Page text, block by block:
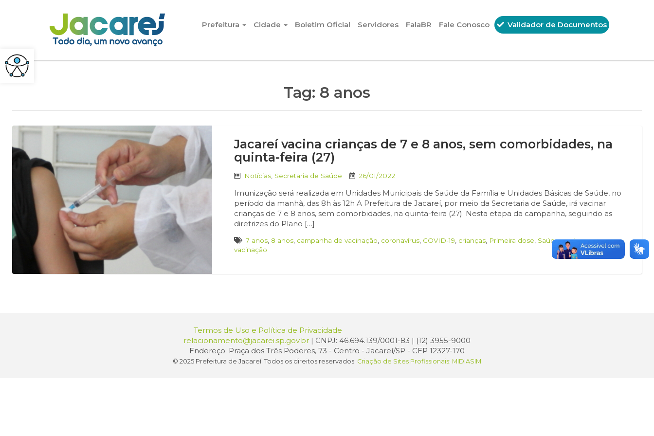
Pular para o conteúdo
Prefeitura
Cidade Boletim Oficial Servidores FalaBR Fale Conosco Validador de Documentos
Tag: 8 anos
Jacareí vacina crianças de 7 e 8 anos, sem comorbidades, na
quinta-feira (27)
Notícias Secretaria de Saúde 26/01/2022
Imunização será realizada em Unidades Municipais de Saúde da Família e Unidades Básicas de Saúde, no
período da manhã, das 8h às 12h A Prefeitura de Jacareí, por meio da Secretaria de Saúde, irá vacinar
crianças de 7 e 8 anos, sem comorbidades, na quinta-feira (27). Nesta etapa da campanha, seguindo as
diretrizes do Plano […]
7 anos 8 anos campanha de vacinação coronavírus COVID-19 crianças Primeira dose Saúde,vacina,
vacinação
Termos de Uso e Política de Privacidade
relacionamento@jacarei.sp.gov.br | CNPJ: 46.694.139/0001-83 | (12) 3955-9000
Endereço: Praça dos Três Poderes, 73 - Centro - Jacareí/SP - CEP 12327-170
© 2025 Prefeitura de Jacareí. Todos os direitos reservados. Criação de Sites Profissionais: MIDIASIM